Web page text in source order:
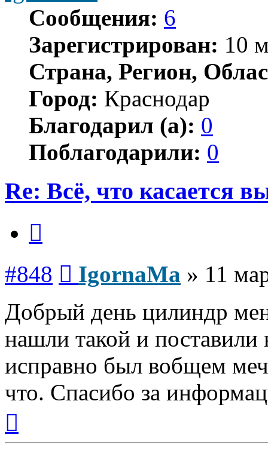
Сообщения: 6
Зарегистрирован: 10
Страна, Регион,
Город: Краснодар
Благодарил (а): 0
Поблагодарили: 0
Re: Всё, что касается
#848 IgornaMa » 11
Добрый день цилиндр
нашли такой и
исправно был вобщем
что. Спасибо за
началу